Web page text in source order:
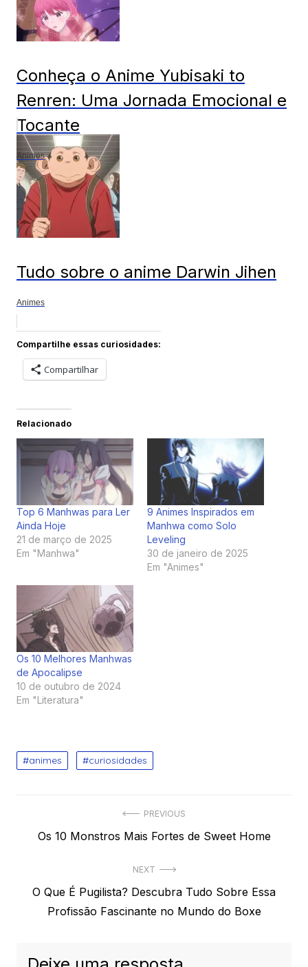
Conheça o Anime Yubisaki to
Renren: Uma Jornada Emocional e
Tocante
Animes
Tudo sobre o anime Darwin Jihen
Animes
Compartilhe essas curiosidades:
Compartilhar
Relacionado
Top 6 Manhwas para Ler
Ainda Hoje
21 de março de 2025
Em "Manhwa"
9 Animes Inspirados em
Manhwa como Solo
Leveling
30 de janeiro de 2025
Em "Animes"
Os 10 Melhores Manhwas
de Apocalipse
10 de outubro de 2024
Em "Literatura"
animes curiosidades
PREVIOUS
Previous
Os 10 Monstros Mais Fortes de Sweet Home
NEXT
Next
O Que É Pugilista? Descubra Tudo Sobre Essa
Profissão Fascinante no Mundo do Boxe